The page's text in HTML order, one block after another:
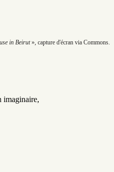
in Beirut», capture d'écran via Commons.
imaginaire,